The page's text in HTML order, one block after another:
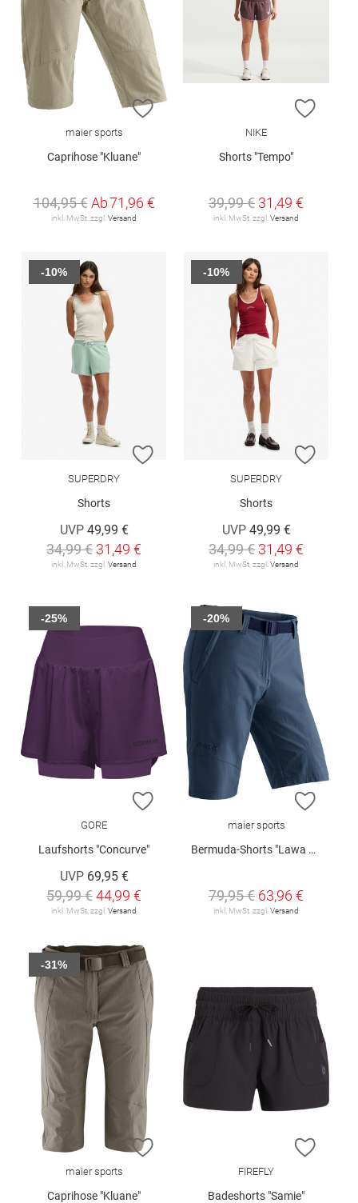
ZUR WUNSCHLISTE HINZUFÜGEN
maier sports
Caprihose "Kluane"
104,95 € Ab71,96 €
inkl. MwSt. zzgl.Versand
ZUR
NIKE
Shorts "Tempo"
39,99 € 31,49 €
inkl. MwSt. zzgl.Versand
ZUR WUNSCHLISTE HINZUFÜGEN
SUPERDRY
Shorts
UVP 49,99 €
34,99 € 31,49 €
inkl. MwSt. zzgl.Versand
-10%
ZUR
SUPERDRY
Shorts
UVP 49,99 €
34,99 € 31,49 €
inkl. MwSt. zzgl.Versand
-10%
ZUR WUNSCHLISTE HINZUFÜGEN
GORE
Laufshorts "Concurve"
UVP 69,95 €
59,99 €44,99 €
inkl. MwSt. zzgl. Versand
-25%
ZUR
maier sports
Bermuda-Shorts "Lawa Da-Bermuda"
79,95 € 63,96 €
inkl. MwSt. zzgl. Versand
-20%
ZUR WUNSCHLISTE HINZUFÜGEN
maier sports
Caprihose "Kluane"
-31%
ZUR
FIREFLY
Badeshorts "Samie"